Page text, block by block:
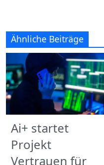
Ähnliche Beiträge
Ai+ startet
Projekt
Vertrauen für